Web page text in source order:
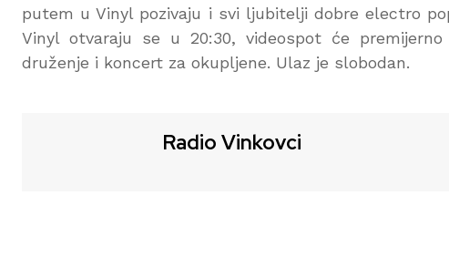
putem u Vinyl pozivaju i svi ljubitelji dobre electro
Vinyl otvaraju se u 20:30, videospot će
druženje i koncert za okupljene. Ulaz je slobodan.
Radio Vinkovci